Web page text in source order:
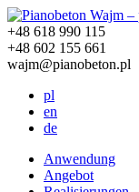
+48 618 990 115
+48 602 155 661
wajm@pianobeton.pl
pl
en
de
Anwendung
Angebot